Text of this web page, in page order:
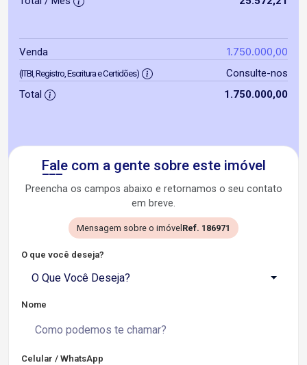
Venda 1.750.000,00
(ITBI, Registro, Escritura e Certidões)
Consulte-nos
Total
1.750.000,00
Fale com a gente sobre este imóvel
Preencha os campos abaixo e retornamos o seu contato
em breve.
Mensagem sobre o imóvel Ref. 186971
O que você deseja?
O Que Você Deseja?
Nome
Celular / WhatsApp